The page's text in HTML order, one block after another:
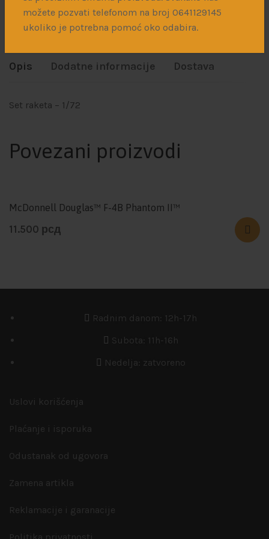
možete pozvati telefonom na broj 0641129145
ukoliko je potrebna pomoć oko odabira.
Podeli:
Opis Dodatne informacije Dostava
Set raketa – 1/72
Povezani proizvodi
McDonnell Douglas™ F-4B Phantom II™
11.500 рсд
Radnim danom: 12h-17h
Subota: 11h-16h
Nedelja: zatvoreno
Uslovi korišćenja
Plaćanje i isporuka
Odustanak od ugovora
Zamena artikla
Reklamacije i garanacije